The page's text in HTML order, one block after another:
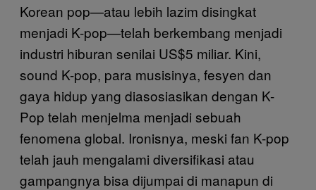
Korean pop—atau lebih lazim disingkat
menjadi K-pop—telah berkembang menjadi
industri hiburan senilai US$5 miliar. Kini,
sound K-pop, para musisinya, fesyen dan
gaya hidup yang diasosiasikan dengan K-
Pop telah menjelma menjadi sebuah
fenomena global. Ironisnya, meski fan K-pop
telah jauh mengalami diversifikasi atau
gampangnya bisa dijumpai di manapun di